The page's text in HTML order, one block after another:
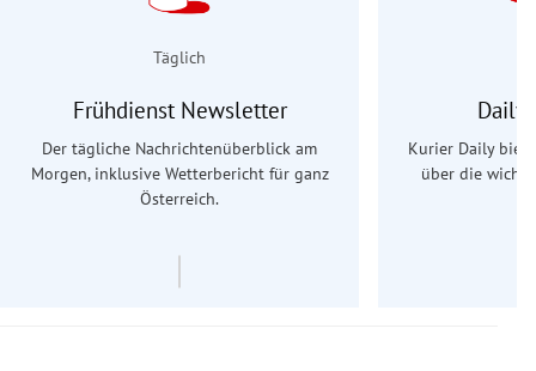
Täglich
Frühdienst Newsletter
Der tägliche Nachrichtenüberblick am
Morgen, inklusive Wetterbericht für ganz
Österreich.
Daily
Kurier Daily
über die